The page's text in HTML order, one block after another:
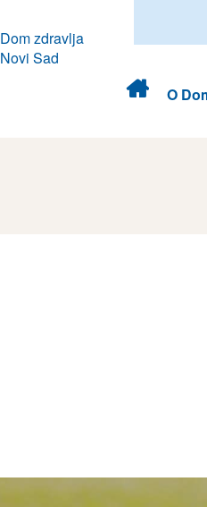
Dom zdravlja
Novi Sad
Dom
zdravlja
O